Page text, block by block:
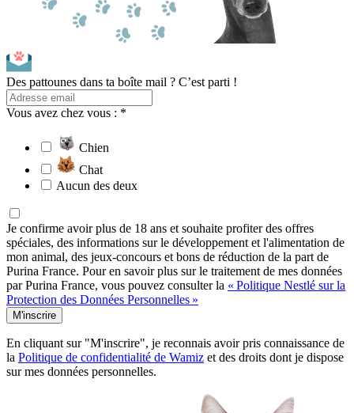
Des pattounes dans ta boîte mail ? C’est parti !
Vous avez chez vous : *
Chien
Chat
Aucun des deux
Je confirme avoir plus de 18 ans et souhaite profiter des offres
spéciales, des informations sur le développement et l'alimentation de
mon animal, des jeux-concours et bons de réduction de la part de
Purina France. Pour en savoir plus sur le traitement de mes données
par Purina France, vous pouvez consulter la « Politique Nestlé sur la
Protection des Données Personnelles »
M'inscrire
En cliquant sur "M'inscrire", je reconnais avoir pris connaissance de
la Politique de confidentialité de Wamiz et des droits dont je dispose
sur mes données personnelles.